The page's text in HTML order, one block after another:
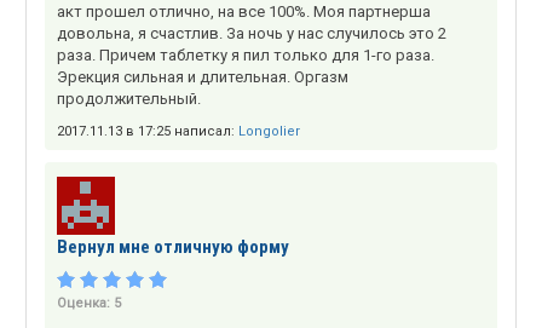
акт прошел отлично, на все 100%. Моя партнерша
довольна, я счастлив. За ночь у нас случилось это 2
раза. Причем таблетку я пил только для 1-го раза.
Эрекция сильная и длительная. Оргазм
продолжительный.
2017.11.13 в 17:25 написал: Longolier
Вернул мне отличную форму
Оценка: 5